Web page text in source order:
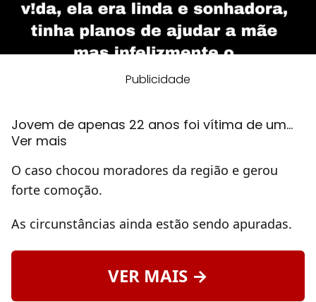
Publicidade
Jovem de apenas 22 anos foi vítima de um…
Ver mais
O caso chocou moradores da região e gerou
forte comoção.
As circunstâncias ainda estão sendo apuradas.
VER MAIS →